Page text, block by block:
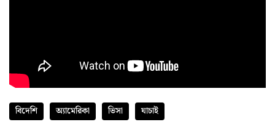
বিদেশি অ্যামেরিকা ভিসা যাচাই